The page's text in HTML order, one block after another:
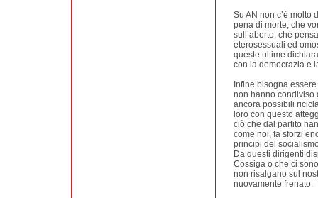
Su AN non c’è molto
pena di morte, che
sull’aborto, che
eterosessuali ed
queste ultime
con la democrazia e
Infine bisogna
non hanno condiviso
ancora possibili
loro con questo
ciò che dal partito
come noi, fa sforzi
principi del
Da questi dirigenti
Cossiga o che ci
non risalgano sul
nuovamente frenato.